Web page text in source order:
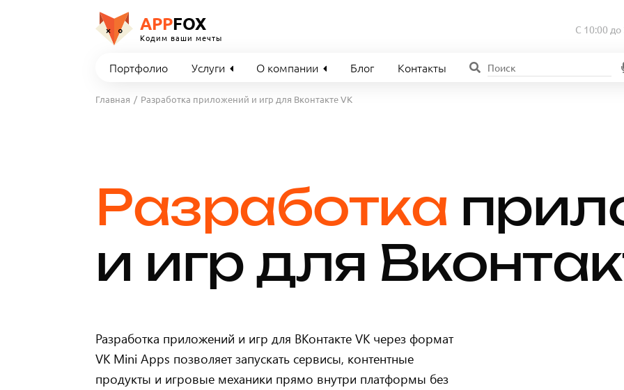
APPFOX
Кодим ваши мечты
С 10:00 до
Портфолио Услуги О компании Блог Контакты
Главная Разработка приложений и игр для Вконтакте VK
Разработка
и игр для
Разработка приложений и игр для ВКонтакте VK через формат
VK Mini Apps позволяет запускать сервисы, контентные
продукты и игровые механики прямо внутри платформы без